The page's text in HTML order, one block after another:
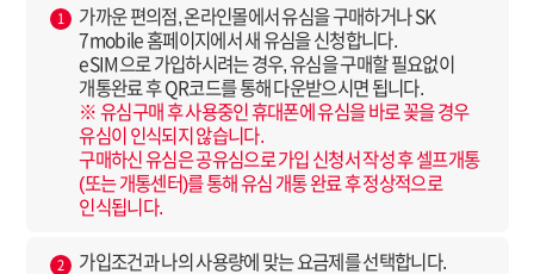
1
가까운 편의점, 온라인몰에서 유심을 구매하거나 SK
7mobile 홈페이지에서 새 유심을 신청합니다.
eSIM으로 가입하시려는 경우, 유심을 구매할 필요없이
개통완료 후 QR코드를 통해 다운받으시면 됩니다.
※ 유심구매 후 사용중인 휴대폰에 유심을 바로 꽂을 경우
유심이 인식되지 않습니다.
구매하신 유심은 공유심으로 가입 신청서 작성 후 셀프개통
(또는 개통센터)를 통해 유심 개통 완료 후 정상적으로
인식됩니다.
2 가입조건과 나의 사용량에 맞는 요금제를 선택합니다.